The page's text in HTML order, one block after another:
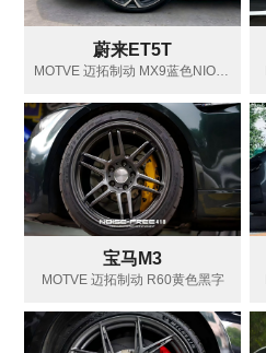
蔚来ET5T
MOTVE 迈拓制动 MX9蓝色NIO黑标
宝马M3
MOTVE 迈拓制动 R60黄色黑字